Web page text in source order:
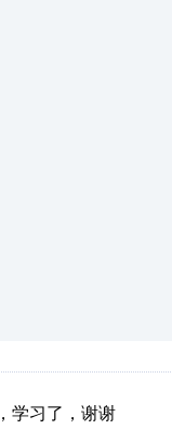
学习了，谢谢